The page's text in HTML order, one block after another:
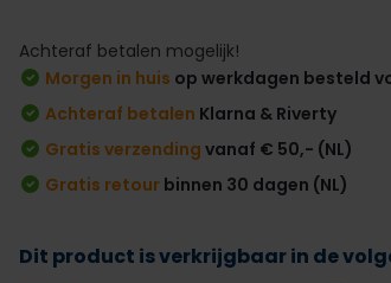
Achteraf betalen mogelijk!
Morgen in huis op werkdagen besteld
Achteraf betalen Klarna & Riverty
Gratis verzending vanaf € 50,- (NL)
Gratis retour binnen 30 dagen (NL)
Dit product is verkrijgbaar in de